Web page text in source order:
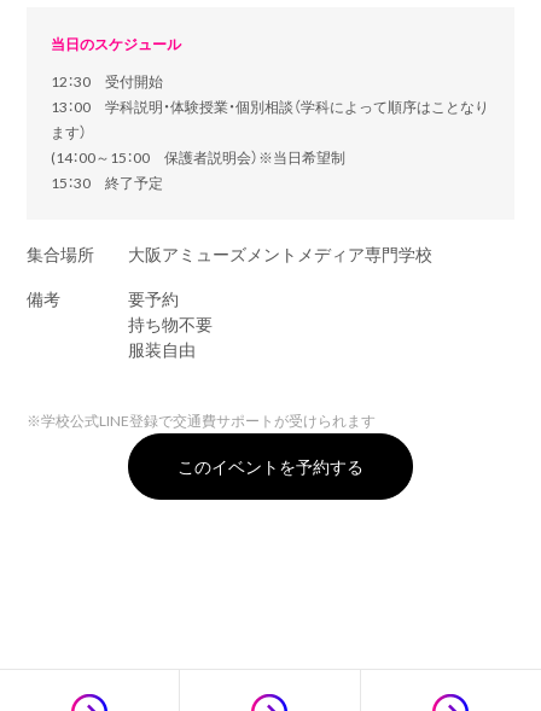
当日のスケジュール
12：30 受付開始
13：00 学科説明・体験授業・個別相談（学科によって順序はことなり
ます）
(14：00～15：00 保護者説明会）※当日希望制
15：30 終了予定
集合場所
大阪アミューズメントメディア専門学校
備考
要予約
持ち物不要
服装自由
※学校公式LINE登録で交通費サポートが受けられます
このイベントを予約する